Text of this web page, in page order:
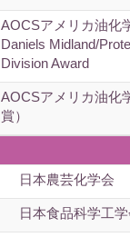
AOCSアメリカ油化
Daniels Midland/
Division Award
AOCSアメリカ油化
賞）
日本農芸化学会
日本食品科学工